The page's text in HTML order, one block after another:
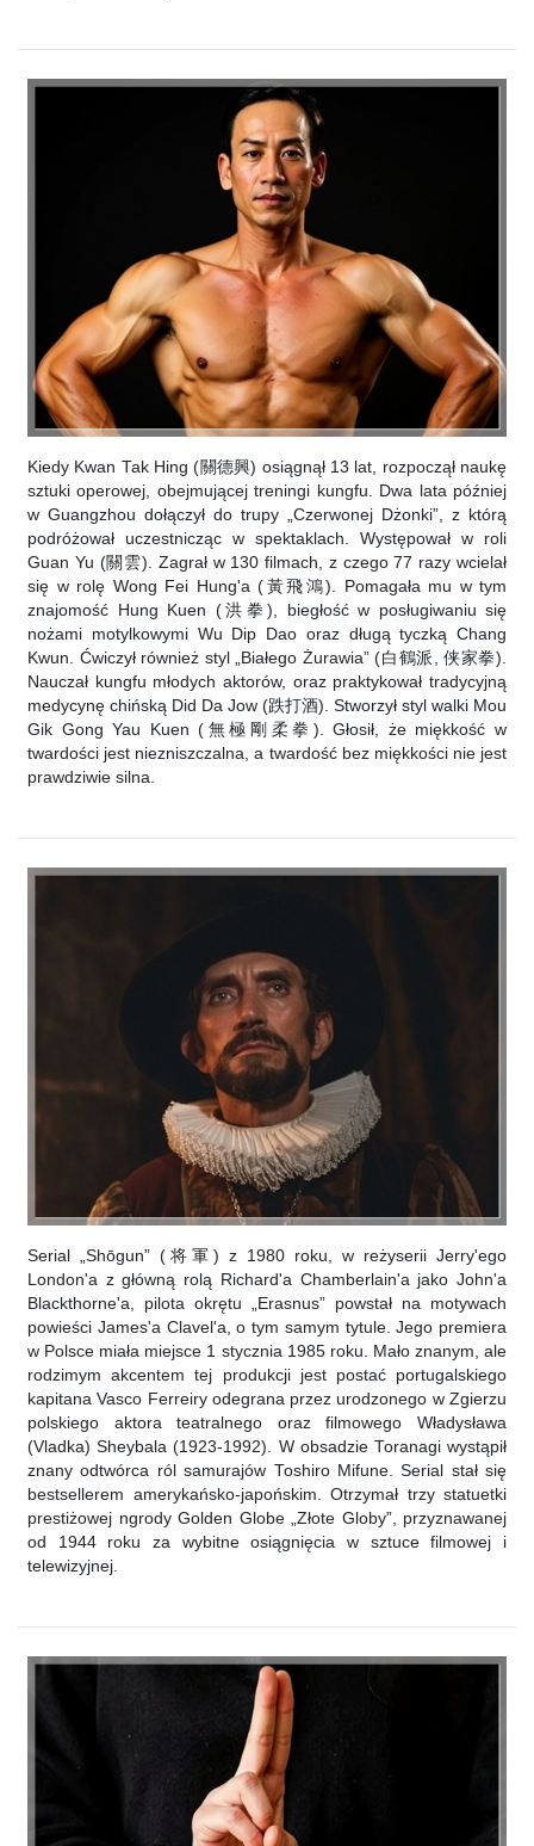
Kiedy Kwan Tak Hing (關德興) osiągnął 13 lat, rozpoczął naukę
sztuki operowej, obejmującej treningi kungfu. Dwa lata później
w Guangzhou dołączył do trupy „Czerwonej Dżonki”, z którą
podróżował uczestnicząc w spektaklach. Występował w roli
Guan Yu (關雲). Zagrał w 130 filmach, z czego 77 razy wcielał
się w rolę Wong Fei Hung'a (黃飛鴻). Pomagała mu w tym
znajomość Hung Kuen (洪拳), biegłość w posługiwaniu się
nożami motylkowymi Wu Dip Dao oraz długą tyczką Chang
Kwun. Ćwiczył również styl „Białego Żurawia” (白鶴派, 侠家拳).
Nauczał kungfu młodych aktorów, oraz praktykował tradycyjną
medycynę chińską Did Da Jow (跌打酒). Stworzył styl walki Mou
Gik Gong Yau Kuen (無極剛柔拳). Głosił, że miękkość w
twardości jest niezniszczalna, a twardość bez miękkości nie jest
prawdziwie silna.
Serial „Shōgun” (将軍) z 1980 roku, w reżyserii Jerry'ego
London'a z główną rolą Richard'a Chamberlain'a jako John'a
Blackthorne'a, pilota okrętu „Erasnus” powstał na motywach
powieści James'a Clavel'a, o tym samym tytule. Jego premiera
w Polsce miała miejsce 1 stycznia 1985 roku. Mało znanym, ale
rodzimym akcentem tej produkcji jest postać portugalskiego
kapitana Vasco Ferreiry odegrana przez urodzonego w Zgierzu
polskiego aktora teatralnego oraz filmowego Władysława
(Vladka) Sheybala (1923-1992). W obsadzie Toranagi wystąpił
znany odtwórca ról samurajów Toshiro Mifune. Serial stał się
bestsellerem amerykańsko-japońskim. Otrzymał trzy statuetki
prestiżowej ngrody Golden Globe „Złote Globy”, przyznawanej
od 1944 roku za wybitne osiągnięcia w sztuce filmowej i
telewizyjnej.